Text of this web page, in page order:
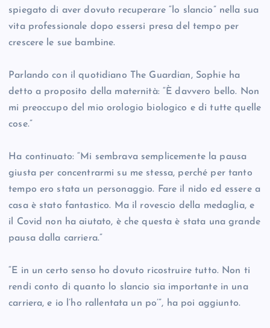
spiegato di aver dovuto recuperare “lo slancio” nella sua
vita professionale dopo essersi presa del tempo per
crescere le sue bambine.
Parlando con il quotidiano The Guardian, Sophie ha
detto a proposito della maternità: “È davvero bello. Non
mi preoccupo del mio orologio biologico e di tutte quelle
cose.”
Ha continuato: “Mi sembrava semplicemente la pausa
giusta per concentrarmi su me stessa, perché per tanto
tempo ero stata un personaggio. Fare il nido ed essere a
casa è stato fantastico. Ma il rovescio della medaglia, e
il Covid non ha aiutato, è che questa è stata una grande
pausa dalla carriera.”
“E in un certo senso ho dovuto ricostruire tutto. Non ti
rendi conto di quanto lo slancio sia importante in una
carriera, e io l’ho rallentata un po’”, ha poi aggiunto.